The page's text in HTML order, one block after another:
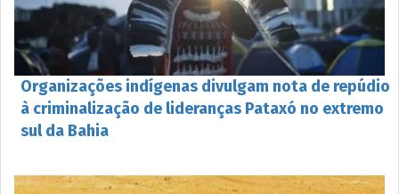
Organizações indígenas divulgam nota de repúdio
à criminalização de lideranças Pataxó no extremo
sul da Bahia